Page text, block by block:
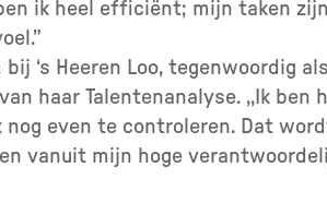
ik heel efficiënt; mijn taken
‘s Heeren Loo, tegenwoordig
haar Talentenanalyse. ,,Ik ben
even te controleren. Dat
vanuit mijn hoge